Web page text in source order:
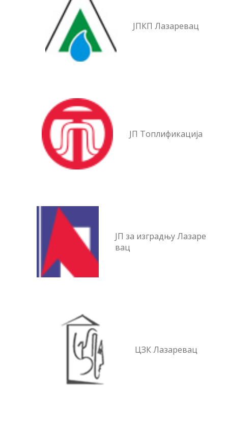
ЈПКП Лазаревац
ЈП Топлификација
ЈП за изградњу Лазаре
вац
ЦЗК Лазаревац